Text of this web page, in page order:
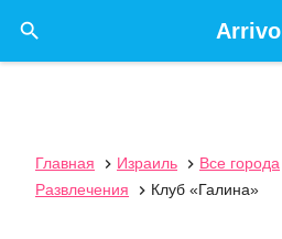
Arrivo

Главная  Израиль  Все города
Развлечения
 Клуб «Галина»